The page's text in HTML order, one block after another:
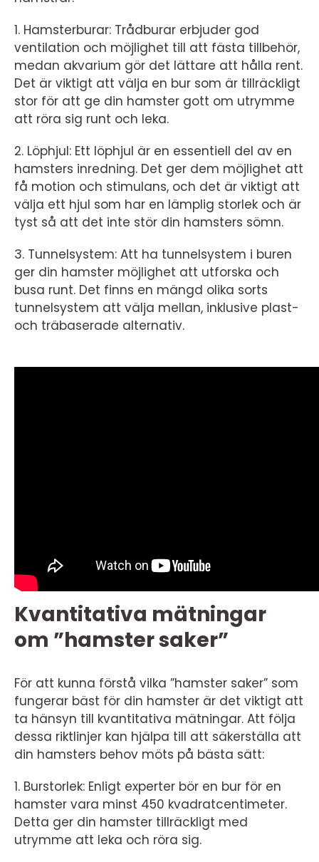
1. Hamsterburar: Trådburar erbjuder god
ventilation och möjlighet till att fästa tillbehör,
medan akvarium gör det lättare att hålla rent.
Det är viktigt att välja en bur som är tillräckligt
stor för att ge din hamster gott om utrymme
att röra sig runt och leka.
2. Löphjul: Ett löphjul är en essentiell del av en
hamsters inredning. Det ger dem möjlighet att
få motion och stimulans, och det är viktigt att
välja ett hjul som har en lämplig storlek och är
tyst så att det inte stör din hamsters sömn.
3. Tunnelsystem: Att ha tunnelsystem i buren
ger din hamster möjlighet att utforska och
busa runt. Det finns en mängd olika sorts
tunnelsystem att välja mellan, inklusive plast-
och träbaserade alternativ.
Kvantitativa mätningar
om ”hamster saker”
För att kunna förstå vilka ”hamster saker” som
fungerar bäst för din hamster är det viktigt att
ta hänsyn till kvantitativa mätningar. Att följa
dessa riktlinjer kan hjälpa till att säkerställa att
din hamsters behov möts på bästa sätt:
1. Burstorlek: Enligt experter bör en bur för en
hamster vara minst 450 kvadratcentimeter.
Detta ger din hamster tillräckligt med
utrymme att leka och röra sig.